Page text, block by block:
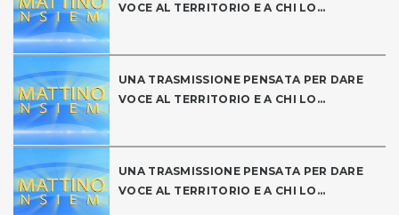
VOCE AL TERRITORIO E A CHI LO...
UNA TRASMISSIONE PENSATA PER DARE
VOCE AL TERRITORIO E A CHI LO...
UNA TRASMISSIONE PENSATA PER DARE
VOCE AL TERRITORIO E A CHI LO...